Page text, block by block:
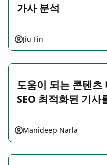
가사 분석
Jiu Fin
도움이 되는 콘텐
SEO 최적화된 기사
Manideep Narla